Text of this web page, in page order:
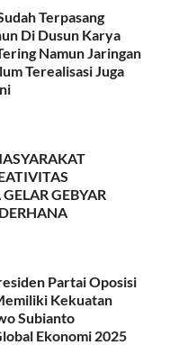
Terpasang
Di Dusun Karya
Namun Jaringan
Terealisasi Juga
GEBYAR
Partai Oposisi
Kekuatan
Subianto
Ekonomi 2025